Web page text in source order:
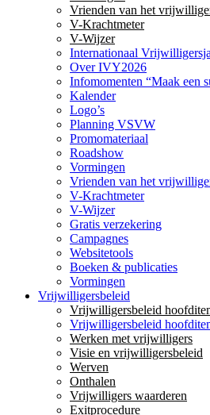
Vrienden van het
V-Krachtmeter
V-Wijzer
Internationaal
Over IVY2026
Infomomenten “Maak een
Kalender
Logo’s
Planning VSVW
Promomateriaal
Roadshow
Vormingen
Vrienden van het
V-Krachtmeter
V-Wijzer
Gratis verzekering
Campagnes
Websitetools
Boeken & publicaties
Vormingen
Vrijwilligersbeleid
Vrijwilligersbeleid
Vrijwilligersbeleid
Werken met vrijwilligers
Visie en vrijwilligersbeleid
Werven
Onthalen
Vrijwilligers waarderen
Exitprocedure